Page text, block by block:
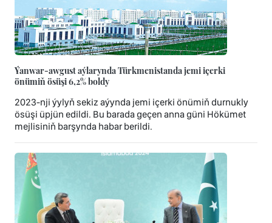
Ýanwar-awgust aýlarynda Türkmenistanda jemi içerki
önümiň ösüşi 6,2% boldy
2023-nji ýylyň sekiz aýynda jemi içerki önümiň durnukly
ösüşi üpjün edildi. Bu barada geçen anna güni Hökümet
mejlisiniň barşynda habar berildi.